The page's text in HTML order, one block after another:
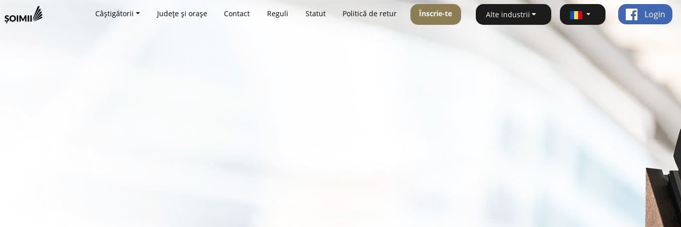
Câștigătorii Județe și orașe Contact Reguli Statut Politică de retur Înscrie-te Alte industrii Login